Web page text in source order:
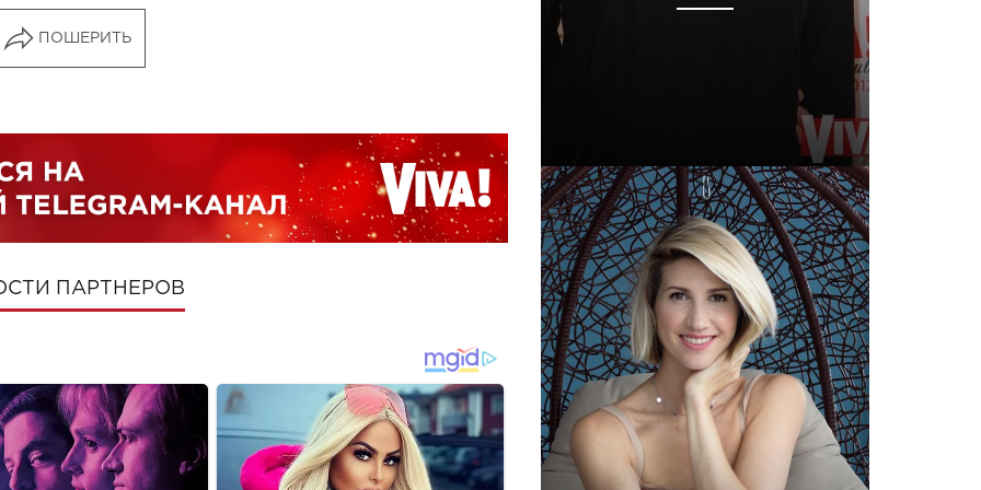
ПОШЕРИТЬ
ПАРТНЕРОВ